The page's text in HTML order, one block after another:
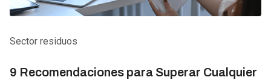
Sector residuos
9 Recomendaciones para Superar Cualquier